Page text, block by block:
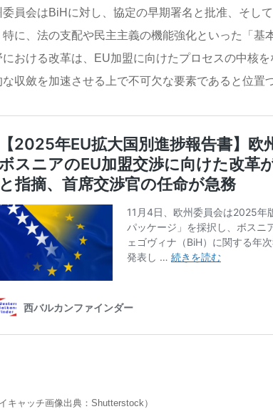
委員会はBiHに対し、協定の早期署名と批准、そし
特に、法の支配や民主主義の機能強化といった「基
における改革は、EU加盟に向けたプロセスの中核
収斂を加速させる上で不可欠な要素であると位置
キャッチ画像出典：Shutterstock）